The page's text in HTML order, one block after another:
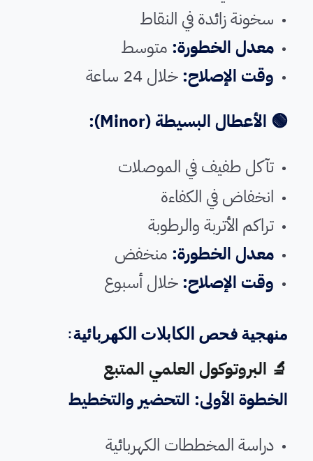
سخونة زائدة في النقاط
معدل الخطورة: متوسط
وقت الإصلاح:خلال 24 ساعة
🟢 الأعطال البسيطة (Minor):
تآكل طفيف في الموصلات
انخفاض في الكفاءة
تراكم الأتربة والرطوبة
معدل الخطورة: منخفض
وقت الإصلاح:خلال أسبوع
منهجية فحص الكابلات الكهربائية:
🔬 البروتوكول العلمي المتبع
الخطوة الأولى: التحضير والتخطيط
دراسة المخططات الكهربائية